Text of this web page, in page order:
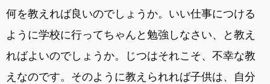
何を教えれば良いのでしょうか。いい仕事につける
ように学校に行ってちゃんと勉強しなさい、と教え
ればよいのでしょうか。じつはそれこそ、不幸な教
えなのです。そのように教えられれば子供は、自分